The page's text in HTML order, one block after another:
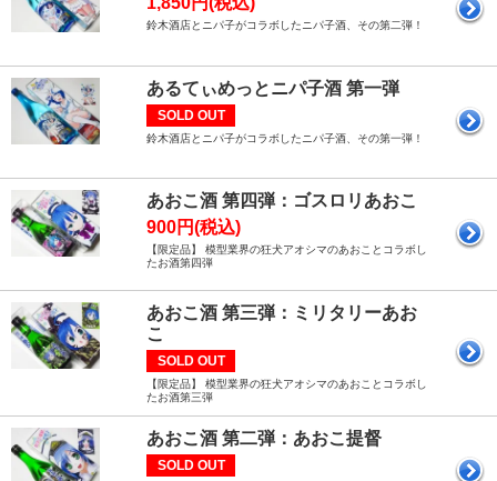
鈴木酒店とニパ子がコラボしたニパ子酒、その第二弾！
あるてぃめっとニパ子酒 第一弾
SOLD OUT
鈴木酒店とニパ子がコラボしたニパ子酒、その第一弾！
あおこ酒 第四弾：ゴスロリあおこ
900円(税込)
【限定品】 模型業界の狂犬アオシマのあおことコラボし
たお酒第四弾
あおこ酒 第三弾：ミリタリーあお
こ
SOLD OUT
【限定品】 模型業界の狂犬アオシマのあおことコラボし
たお酒第三弾
あおこ酒 第二弾：あおこ提督
SOLD OUT